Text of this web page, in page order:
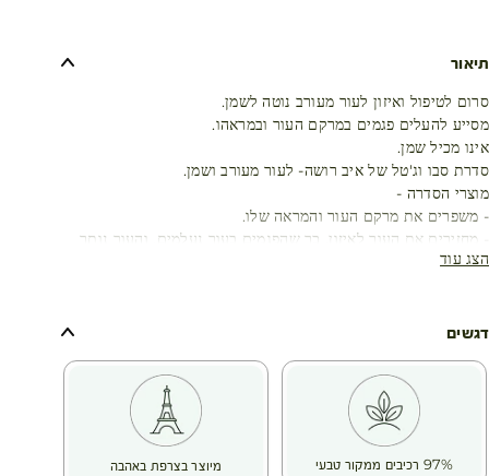
תיאור
סרום לטיפול ואיזון לעור מעורב נוטה לשמן.
מסייע להעלים פגמים במרקם העור ובמראהו.
אינו מכיל שמן.
סדרת סבו וג'טל של איב רושה- לעור מעורב ושמן.
מוצרי הסדרה -
- משפרים את מרקם העור והמראה שלו.
- מחזירים את העור לאיזון, כך שהפגמים בעור נעלמים, והעור נותר
רך ונעים.
הצג עוד
דגשים
97% רכיבים ממקור טבעי מיוצר בצרפת באהבה